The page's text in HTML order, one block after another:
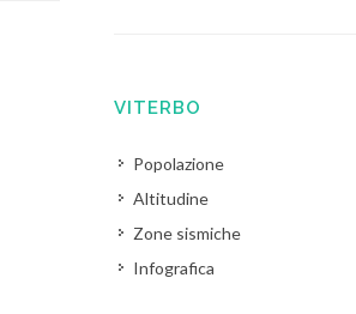
VITERBO
Popolazione
Altitudine
Zone sismiche
Infografica